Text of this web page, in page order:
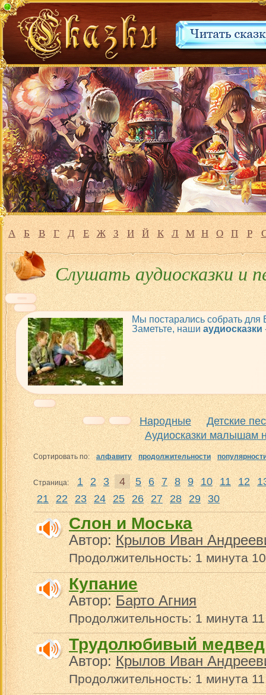
А Б В Г Д Е Ж З И Й К Л М Н О П Р
Слушать аудиосказки и
Мы постарались собрать
Заметьте, наши аудиосказки
Народные
Детские
Аудиосказки малышам
Сортировать по: алфавиту продолжительности
Страница: 1 2 3 4 5 6 7 8 9 10 11 12
21
22 23 24 25 26 27 28 29 30
Слон и Моська
Автор:Крылов Иван
Продолжительность: 1 минута
Купание
Автор:Барто Агния
Продолжительность: 1 минута
Трудолюбивый
Автор:Крылов Иван
Продолжительность: 1 минута